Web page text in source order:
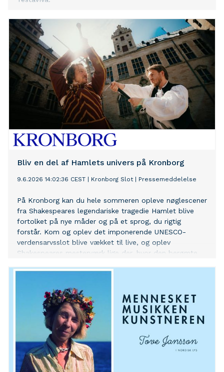
Bliv en del af Hamlets univers på Kronborg
9.6.2026 14:02:36 CEST Kronborg Slot| Pressemeddelelse
På Kronborg kan du hele sommeren opleve nøglescener
fra Shakespeares legendariske tragedie Hamlet blive
fortolket på nye måder og på et sprog, du rigtig
forstår. Kom og oplev det imponerende UNESCO-
verdensarvsslot blive vækket til live, og oplev
Shakespeares mesterværk lige der, hvor den berømte